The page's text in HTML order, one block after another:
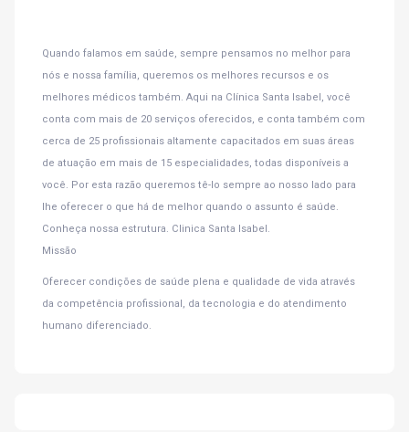
Quando falamos em saúde, sempre pensamos no melhor para
nós e nossa família, queremos os melhores recursos e os
melhores médicos também. Aqui na Clínica Santa Isabel, você
conta com mais de 20 serviços oferecidos, e conta também com
cerca de 25 profissionais altamente capacitados em suas áreas
de atuação em mais de 15 especialidades, todas disponíveis a
você. Por esta razão queremos tê-lo sempre ao nosso lado para
lhe oferecer o que há de melhor quando o assunto é saúde.
Conheça nossa estrutura. Clinica Santa Isabel.
Missão
Oferecer condições de saúde plena e qualidade de vida através
da competência profissional, da tecnologia e do atendimento
humano diferenciado.